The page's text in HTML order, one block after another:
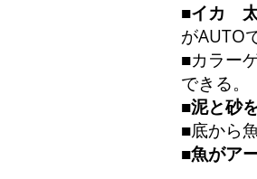
■イカ 太
がAUTO
■カラー
できる。
■泥と砂
■底から
■魚がア